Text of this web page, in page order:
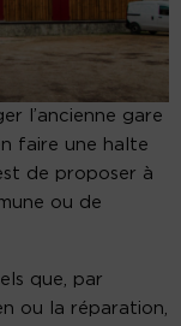
l’ancienne gare
faire une halte
de proposer à
ou de
que, par
ou la réparation,